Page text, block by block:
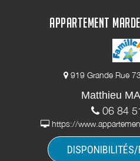
APPARTEMENT
919 Grande Rue
Matthieu
06 84
https://
DISPONIBILITÉS/